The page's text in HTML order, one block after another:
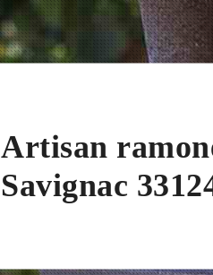
Artisan
Savignac